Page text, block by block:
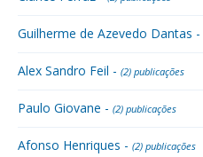
Guilherme de Azevedo Dantas -
Alex Sandro Feil - (2) publicações
Paulo Giovane - (2) publicações
Afonso Henriques - (2) publicações